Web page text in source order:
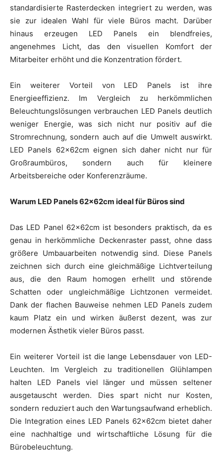
standardisierte Rasterdecken integriert zu werden, was
sie zur idealen Wahl für viele Büros macht. Darüber
hinaus erzeugen LED Panels ein blendfreies,
angenehmes Licht, das den visuellen Komfort der
Mitarbeiter erhöht und die Konzentration fördert.
Ein weiterer Vorteil von LED Panels ist ihre
Energieeffizienz. Im Vergleich zu herkömmlichen
Beleuchtungslösungen verbrauchen LED Panels deutlich
weniger Energie, was sich nicht nur positiv auf die
Stromrechnung, sondern auch auf die Umwelt auswirkt.
LED Panels 62x62cm eignen sich daher nicht nur für
Großraumbüros, sondern auch für kleinere
Arbeitsbereiche oder Konferenzräume.
Warum LED Panels 62x62cm ideal für Büros sind
Das LED Panel 62x62cm ist besonders praktisch, da es
genau in herkömmliche Deckenraster passt, ohne dass
größere Umbauarbeiten notwendig sind. Diese Panels
zeichnen sich durch eine gleichmäßige Lichtverteilung
aus, die den Raum homogen erhellt und störende
Schatten oder ungleichmäßige Lichtzonen vermeidet.
Dank der flachen Bauweise nehmen LED Panels zudem
kaum Platz ein und wirken äußerst dezent, was zur
modernen Ästhetik vieler Büros passt.
Ein weiterer Vorteil ist die lange Lebensdauer von LED-
Leuchten. Im Vergleich zu traditionellen Glühlampen
halten LED Panels viel länger und müssen seltener
ausgetauscht werden. Dies spart nicht nur Kosten,
sondern reduziert auch den Wartungsaufwand erheblich.
Die Integration eines LED Panels 62x62cm bietet daher
eine nachhaltige und wirtschaftliche Lösung für die
Bürobeleuchtung.